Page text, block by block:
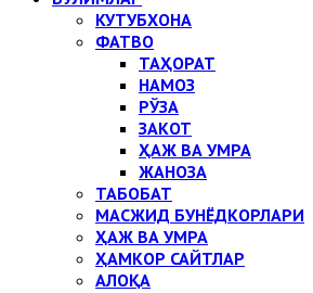
КУТУБХОНА
ФАТВО
ТАҲОРАТ
НАМОЗ
РЎЗА
ЗАКОТ
ҲАЖ ВА УМРА
ЖАНОЗА
ТАБОБАТ
МАСЖИД БУНЁДКОРЛАРИ
ҲАЖ ВА УМРА
ҲАМКОР САЙТЛАР
АЛОҚА